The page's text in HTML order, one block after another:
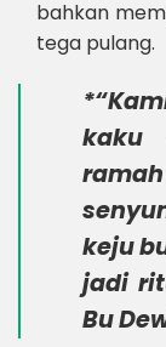
bahkan
tega pulang.
kaku
keju
jadi
Bu